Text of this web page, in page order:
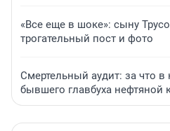
«Все еще в шоке»: сыну
трогательный пост и фото
Смертельный аудит: за что в
бывшего главбуха